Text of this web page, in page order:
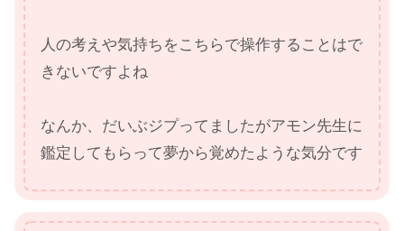
人の考えや気持ちをこちらで操作することはで
きないですよね
なんか、だいぶジプってましたがアモン先生に
鑑定してもらって夢から覚めたような気分です